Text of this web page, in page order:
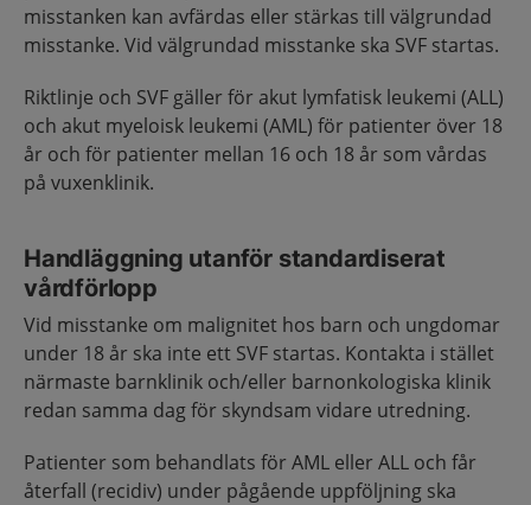
misstanken kan avfärdas eller stärkas till välgrundad
misstanke. Vid välgrundad misstanke ska SVF startas.
Riktlinje och SVF gäller för akut lymfatisk leukemi (ALL)
och akut myeloisk leukemi (AML) för patienter över 18
år och för patienter mellan 16 och 18 år som vårdas
på vuxenklinik.
Handläggning utanför standardiserat
vårdförlopp
Vid misstanke om malignitet hos barn och ungdomar
under 18 år ska inte ett SVF startas. Kontakta i stället
närmaste barnklinik och/eller barnonkologiska klinik
redan samma dag för skyndsam vidare utredning.
Patienter som behandlats för AML eller ALL och får
återfall (recidiv) under pågående uppföljning ska